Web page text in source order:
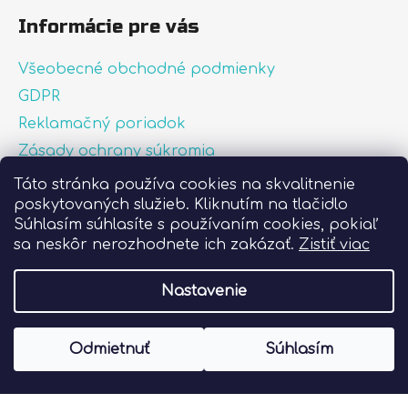
Táto stránka používa cookies na skvalitnenie
poskytovaných služieb. Kliknutím na tlačidlo
Súhlasím súhlasíte s používaním cookies, pokiaľ
sa neskôr nerozhodnete ich zakázať. Zistiť viac
Nastavenie
Odmietnuť Súhlasím
Informácie pre vás
Všeobecné obchodné podmienky
GDPR
Reklamačný poriadok
Zásady ochrany súkromia
Zásady používania súborov cookies
O nás
FAQ
Vytvoril Shoptet
Copyright 2026
. Všetky práva
vyhradené.Upraviť nastavenie cookies